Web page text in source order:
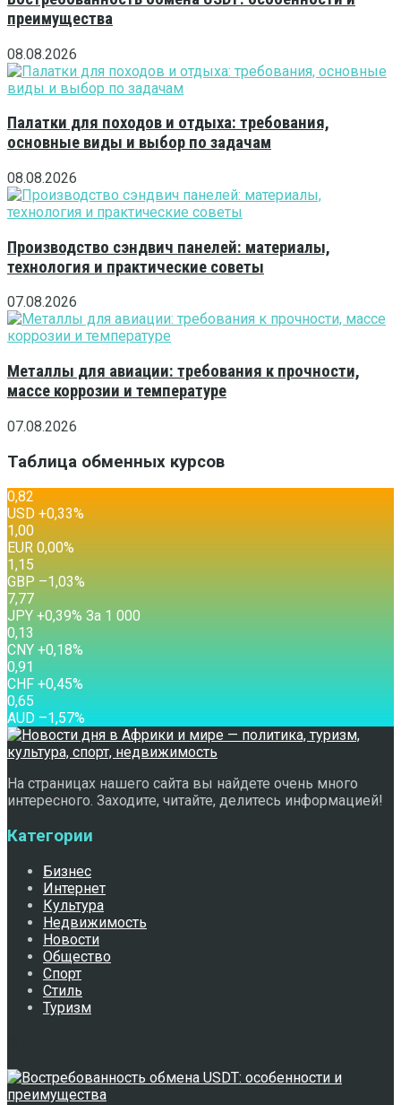
преимущества
08.08.2026
Палатки для походов и отдыха: требования,
основные виды и выбор по задачам
08.08.2026
Производство сэндвич панелей: материалы,
технология и практические советы
07.08.2026
Металлы для авиации: требования к прочности,
массе коррозии и температуре
07.08.2026
Таблица обменных курсов
0,82
USD +0,33%
1,00
EUR 0,00%
1,15
GBP –1,03%
7,77
JPY +0,39% За 1 000
0,13
CNY +0,18%
0,91
CHF +0,45%
0,65
AUD –1,57%
На страницах нашего сайта вы найдете очень много
интересного. Заходите, читайте, делитесь информацией!
Категории
Бизнес
Интернет
Культура
Недвижимость
Новости
Общество
Спорт
Стиль
Туризм